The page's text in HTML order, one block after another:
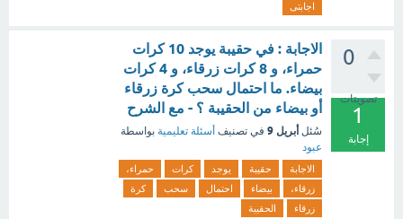
اجابتى
0
تصويتات
1
إجابة
الاجابة : في حقيبة يوجد 10 كرات
حمراء، و 8 كرات زرقاء، و 4 كرات
بيضاء. ما احتمال سحب كرة زرقاء
أو بيضاء من الحقيبة ؟ - مع الشرح
سُئل أبريل 9 في تصنيف أسئلة تعليمية بواسطة
عبود
الاجابة حقيبة يوجد كرات
حمراء،
زرقاء،
بيضاء احتمال سحب
كرة
زرقاء
الحقيبة